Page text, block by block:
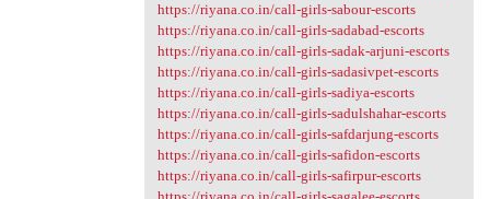
https://riyana.co.in/call-girls-sabour-escorts
https://riyana.co.in/call-girls-sadabad-escorts
https://riyana.co.in/call-girls-sadak-arjuni-escorts
https://riyana.co.in/call-girls-sadasivpet-escorts
https://riyana.co.in/call-girls-sadiya-escorts
https://riyana.co.in/call-girls-sadulshahar-escorts
https://riyana.co.in/call-girls-safdarjung-escorts
https://riyana.co.in/call-girls-safidon-escorts
https://riyana.co.in/call-girls-safirpur-escorts